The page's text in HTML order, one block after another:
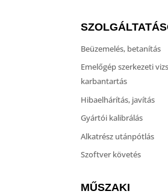
Beüzemelés, betanítás
Emelőgép szerkezeti
karbantartás
Hibaelhárítás, javítás
Gyártói kalibrálás
Alkatrész utánpótlás
Szoftver követés
MŰSZAKI